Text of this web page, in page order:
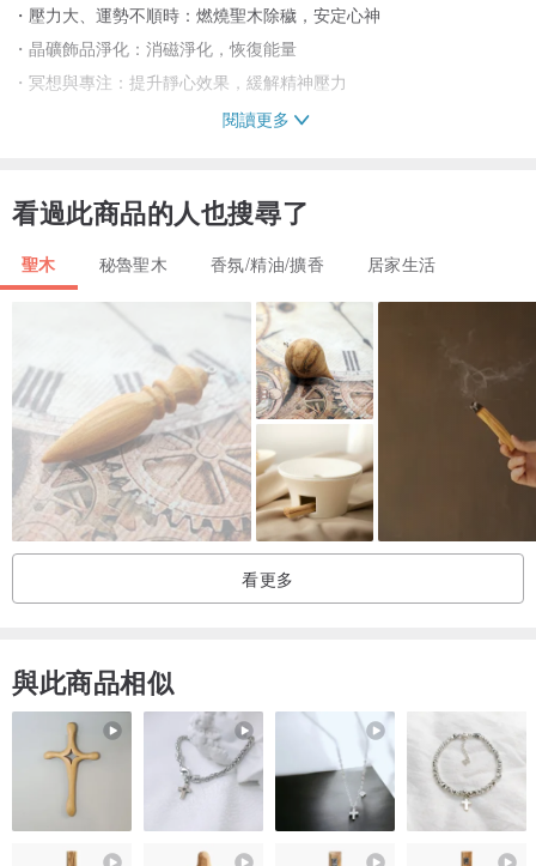
・壓力大、運勢不順時：燃燒聖木除穢，安定心神
・晶礦飾品淨化：消磁淨化，恢復能量
・冥想與專注：提升靜心效果，緩解精神壓力
・抗菌消炎、清潔空氣
・舒緩頭痛或身體小痛症
🎁 簡單優雅｜送禮自用皆宜
精緻禮盒設計，搭配感謝與使用說明卡，適合作為：
・新年賀禮、開運禮物
・搬家或辦公室開張祝福
・舒壓、專注、冥想小物
飄散。
2.淨化：用它繞行需要淨化的物品、身體或空間。淨化大空間，可以
拿著聖木沿著空間四周移動。
3. 完成後置於擴香石上自然熄滅。
禮盒內容
閱讀更多
看過此商品的人也搜尋了
聖木 秘魯聖木 香氛/精油/擴香 居家生活
看更多
與此商品相似